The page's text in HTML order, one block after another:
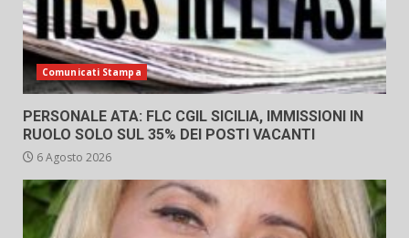
Comunicati Stampa
PERSONALE ATA: FLC CGIL SICILIA, IMMISSIONI IN
RUOLO SOLO SUL 35% DEI POSTI VACANTI
6 Agosto 2026